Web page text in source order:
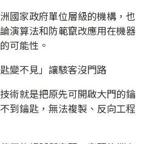
國家政府單位層級的機構，也
演算法和防範竄改應用在機器
可能性。
變不見」讓駭客沒門路
術就是把原先可開啟大門的鑰
到鑰匙，無法複製、反向工程